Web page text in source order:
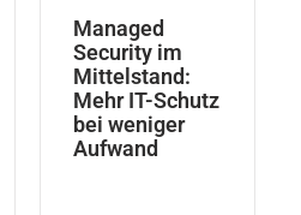
Managed
Security im
Mittelstand:
Mehr IT-Schutz
bei weniger
Aufwand